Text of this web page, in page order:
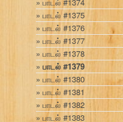
பாடல் #1375
பாடல் #1376
பாடல் #1377
பாடல் #1378
பாடல் #1379
பாடல் #1380
பாடல் #1381
பாடல் #1382
பாடல் #1383